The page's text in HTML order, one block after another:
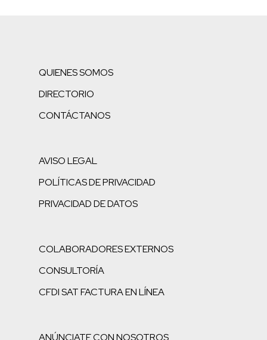
QUIENES SOMOS
DIRECTORIO
CONTÁCTANOS
AVISO LEGAL
POLÍTICAS DE PRIVACIDAD
PRIVACIDAD DE DATOS
COLABORADORES EXTERNOS
CONSULTORÍA
CFDI SAT FACTURA EN LÍNEA
ANÚNCIATE CON NOSOTROS